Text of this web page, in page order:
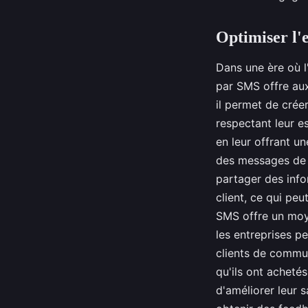
Optimiser
Dans une ère
par SMS offre
il permet de
respectant leur
en leur offrant
des messages
partager des
client, ce qui
SMS offre un
les entreprises
clients de
qu'ils ont
d'améliorer leur